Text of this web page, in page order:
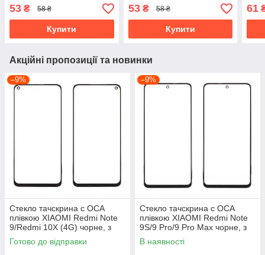
чорне, з олеофобним
покриттям, загартоване
53 ₴ 58 ₴
Купити
чорне, з олеофобним
покриттям, загартоване
53₴ 58 ₴
Купити
61
Акційні пропозиції та новинки
–9%
Стекло тачскрина c OCA
плівкою XIAOMI Redmi Note
9/Redmi 10X (4G) чорне, з
олеофобним покриттям,
загартоване
Готово до відправки
–9%
Стекло тачскрина c OCA
плівкою XIAOMI Redmi Note
9S/9 Pro/9 Pro Max чорне, з
олеофобним покриттям,
загартоване
В наявності